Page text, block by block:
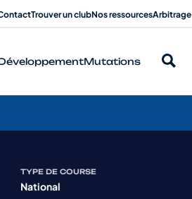
Trouver un clubNos ressourcesArbitrage
Mutations
TYPE DE COURSE
National